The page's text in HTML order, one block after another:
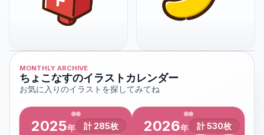
MONTHLY ARCHIVE
ちょこなすのイラストカレンダー
お気に入りのイラストを探してみてね
2025年 計 285枚 2026年 計530枚